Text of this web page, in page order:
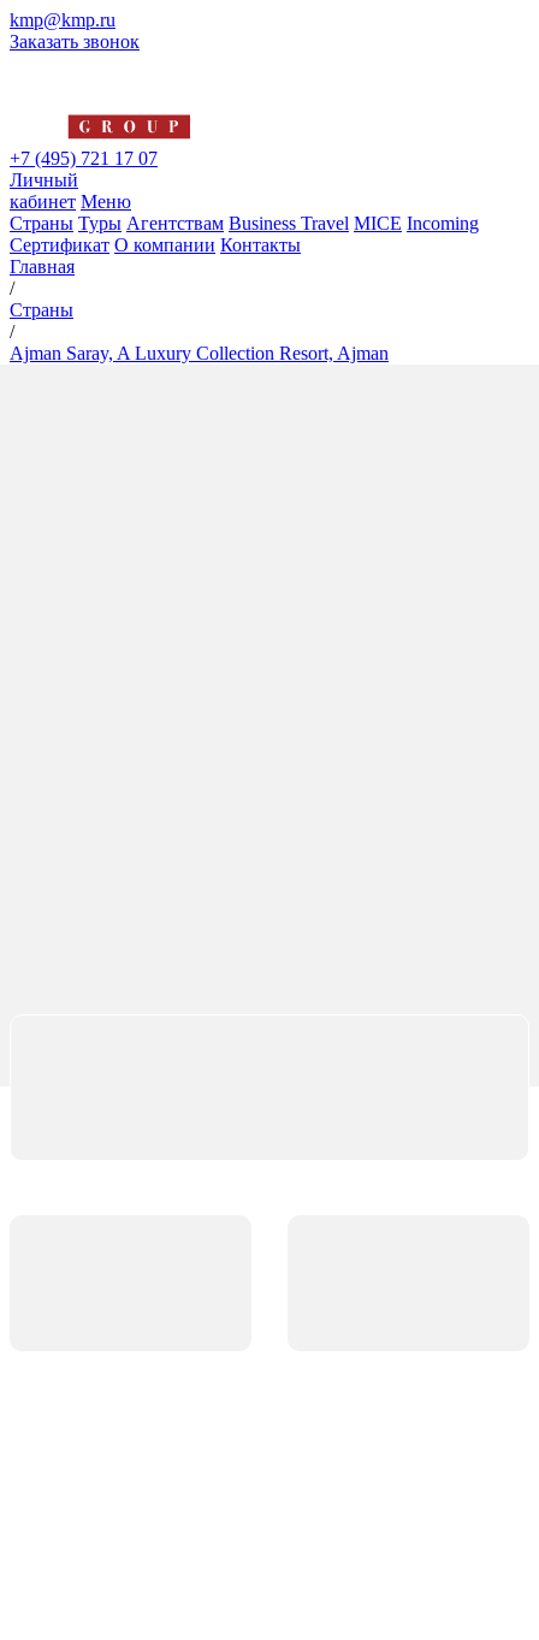
kmp@kmp.ru
Заказать звонок
+7 (495) 721 17 07
Личный
кабинет Меню
Страны Туры Агентствам Business Travel MICE Incoming
Сертификат О компании Контакты
Главная
/
Страны
/
Ajman Saray, A Luxury Collection Resort, Ajman